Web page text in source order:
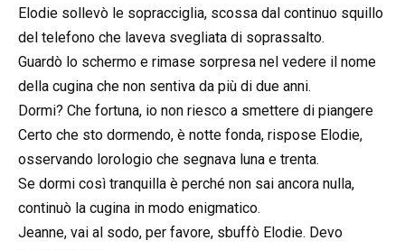
Elodie sollevò le sopracciglia, scossa dal continuo squillo
del telefono che laveva svegliata di soprassalto.
Guardò lo schermo e rimase sorpresa nel vedere il nome
della cugina che non sentiva da più di due anni.
Dormi? Che fortuna, io non riesco a smettere di piangere
Certo che sto dormendo, è notte fonda, rispose Elodie,
osservando lorologio che segnava luna e trenta.
Se dormi così tranquilla è perché non sai ancora nulla,
continuò la cugina in modo enigmatico.
Jeanne, vai al sodo, per favore, sbuffò Elodie. Devo